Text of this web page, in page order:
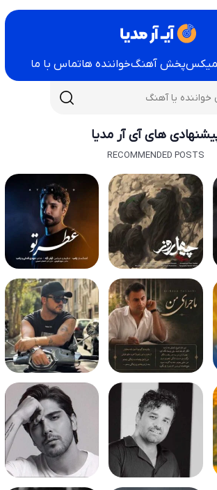
پخش آهنگخواننده هاتماس با ما
های آی آر مدیا
RECOMMENDED POSTS